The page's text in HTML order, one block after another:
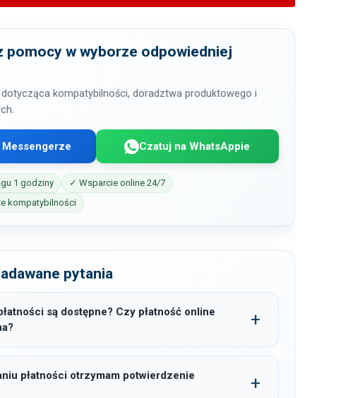
pomocy w wyborze odpowiedniej
kompatybilności, doradztwa produktowego i
Czatuj na WhatsAppie
1 godziny
✓ Wsparcie online 24/7
kompatybilności
pytania
są dostępne? Czy płatność online
płatności otrzymam potwierdzenie